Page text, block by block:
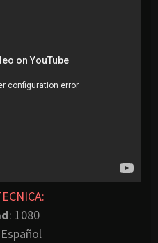
: 1080